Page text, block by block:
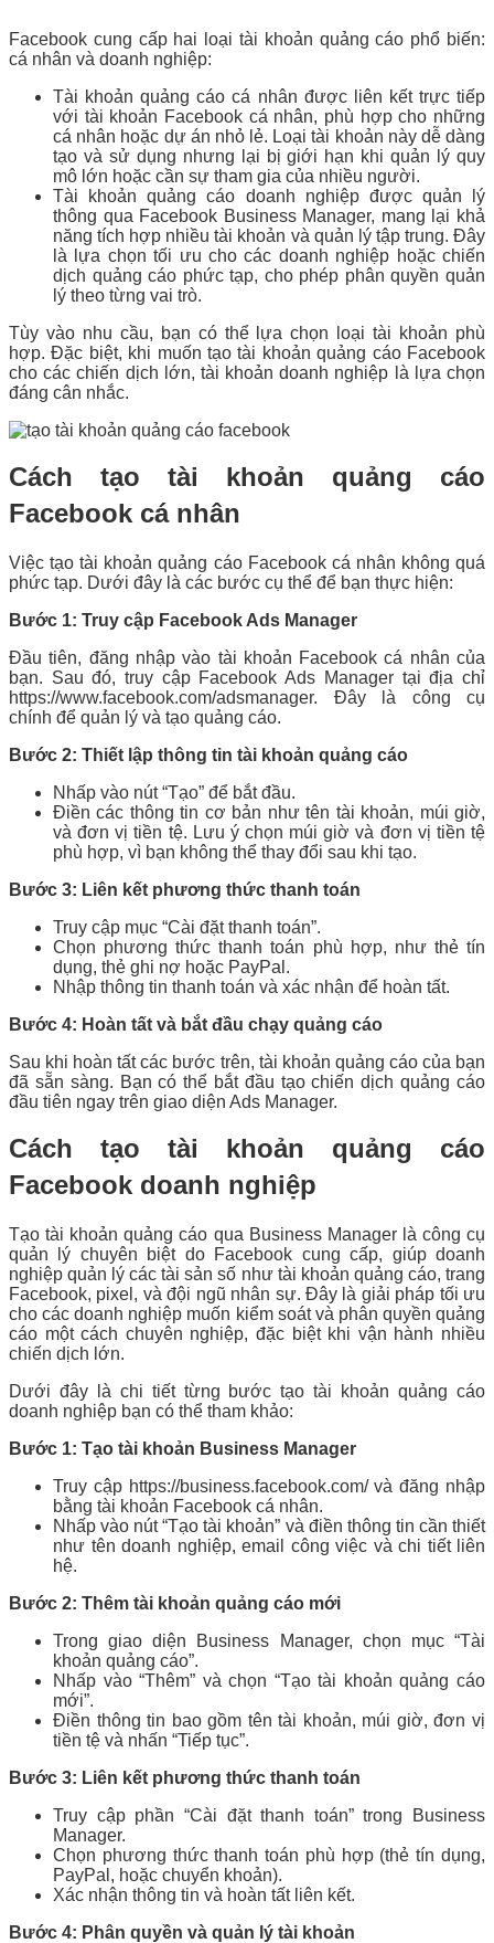
Facebook cung cấp hai loại tài khoản quảng cáo phổ biến:
cá nhân và doanh nghiệp:
Tài khoản quảng cáo cá nhân được liên kết trực tiếp
với tài khoản Facebook cá nhân, phù hợp cho những
cá nhân hoặc dự án nhỏ lẻ. Loại tài khoản này dễ dàng
tạo và sử dụng nhưng lại bị giới hạn khi quản lý quy
mô lớn hoặc cần sự tham gia của nhiều người.
Tài khoản quảng cáo doanh nghiệp được quản lý
thông qua Facebook Business Manager, mang lại khả
năng tích hợp nhiều tài khoản và quản lý tập trung. Đây
là lựa chọn tối ưu cho các doanh nghiệp hoặc chiến
dịch quảng cáo phức tạp, cho phép phân quyền quản
lý theo từng vai trò.
Tùy vào nhu cầu, bạn có thể lựa chọn loại tài khoản phù
hợp. Đặc biệt, khi muốn tạo tài khoản quảng cáo Facebook
cho các chiến dịch lớn, tài khoản doanh nghiệp là lựa chọn
đáng cân nhắc.
Cách tạo tài khoản quảng cáo
Facebook cá nhân
Việc tạo tài khoản quảng cáo Facebook cá nhân không quá
phức tạp. Dưới đây là các bước cụ thể để bạn thực hiện:
Bước 1: Truy cập Facebook Ads Manager
Đầu tiên, đăng nhập vào tài khoản Facebook cá nhân của
bạn. Sau đó, truy cập Facebook Ads Manager tại địa chỉ
https://www.facebook.com/adsmanager. Đây là công cụ
chính để quản lý và tạo quảng cáo.
Bước 2: Thiết lập thông tin tài khoản quảng cáo
Nhấp vào nút “Tạo” để bắt đầu.
Điền các thông tin cơ bản như tên tài khoản, múi giờ,
và đơn vị tiền tệ. Lưu ý chọn múi giờ và đơn vị tiền tệ
phù hợp, vì bạn không thể thay đổi sau khi tạo.
Bước 3: Liên kết phương thức thanh toán
Truy cập mục “Cài đặt thanh toán”.
Chọn phương thức thanh toán phù hợp, như thẻ tín
dụng, thẻ ghi nợ hoặc PayPal.
Nhập thông tin thanh toán và xác nhận để hoàn tất.
Bước 4: Hoàn tất và bắt đầu chạy quảng cáo
Sau khi hoàn tất các bước trên, tài khoản quảng cáo của bạn
đã sẵn sàng. Bạn có thể bắt đầu tạo chiến dịch quảng cáo
đầu tiên ngay trên giao diện Ads Manager.
Cách tạo tài khoản quảng cáo
Facebook doanh nghiệp
Tạo tài khoản quảng cáo qua Business Manager là công cụ
quản lý chuyên biệt do Facebook cung cấp, giúp doanh
nghiệp quản lý các tài sản số như tài khoản quảng cáo, trang
Facebook, pixel, và đội ngũ nhân sự. Đây là giải pháp tối ưu
cho các doanh nghiệp muốn kiểm soát và phân quyền quảng
cáo một cách chuyên nghiệp, đặc biệt khi vận hành nhiều
chiến dịch lớn.
Dưới đây là chi tiết từng bước tạo tài khoản quảng cáo
doanh nghiệp bạn có thể tham khảo:
Bước 1: Tạo tài khoản Business Manager
Truy cập https://business.facebook.com/ và đăng nhập
bằng tài khoản Facebook cá nhân.
Nhấp vào nút “Tạo tài khoản” và điền thông tin cần thiết
như tên doanh nghiệp, email công việc và chi tiết liên
hệ.
Bước 2: Thêm tài khoản quảng cáo mới
Trong giao diện Business Manager, chọn mục “Tài
khoản quảng cáo”.
Nhấp vào “Thêm” và chọn “Tạo tài khoản quảng cáo
mới”.
Điền thông tin bao gồm tên tài khoản, múi giờ, đơn vị
tiền tệ và nhấn “Tiếp tục”.
Bước 3: Liên kết phương thức thanh toán
Truy cập phần “Cài đặt thanh toán” trong Business
Manager.
Chọn phương thức thanh toán phù hợp (thẻ tín dụng,
PayPal, hoặc chuyển khoản).
Xác nhận thông tin và hoàn tất liên kết.
Bước 4: Phân quyền và quản lý tài khoản